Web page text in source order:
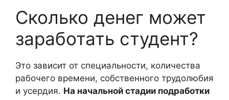
Сколько денег может
заработать студент?
Это зависит от специальности, количества
рабочего времени, собственного трудолюбия
и усердия. На начальной стадии подработки